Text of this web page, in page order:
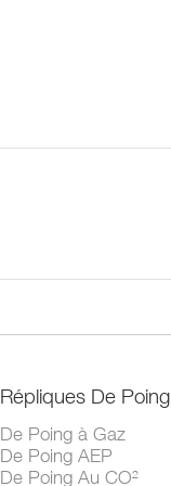
Répliques De Poing
De Poing à Gaz
De Poing AEP
De Poing Au CO²